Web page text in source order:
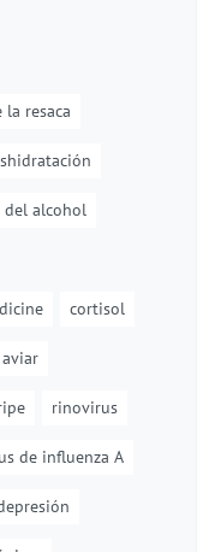
la resaca
del alcohol
cortisol
rinovirus
de influenza A